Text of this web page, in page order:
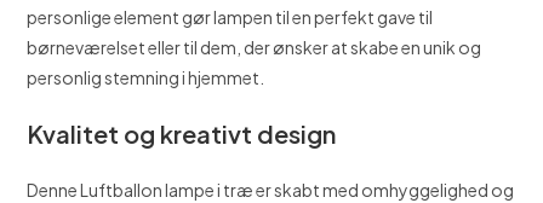
personlige element gør lampen til en perfekt gave til
børneværelset eller til dem, der ønsker at skabe en unik og
personlig stemning i hjemmet.
Kvalitet og kreativt design
Denne Luftballon lampe i træ er skabt med omhyggelighed og